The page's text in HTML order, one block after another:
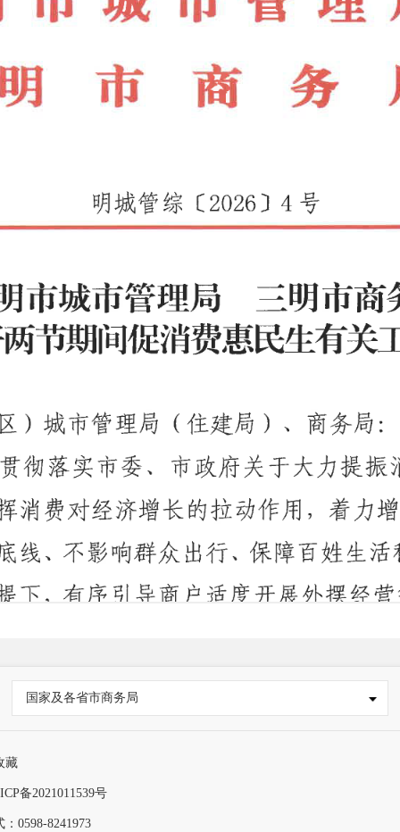
国家及各省市商务局
藏
备2021011539号
0598-8241973